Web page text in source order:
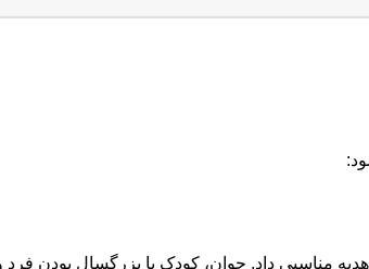
مناسبی داد. جوان، کودک یا بزرگسال بودن فرد و